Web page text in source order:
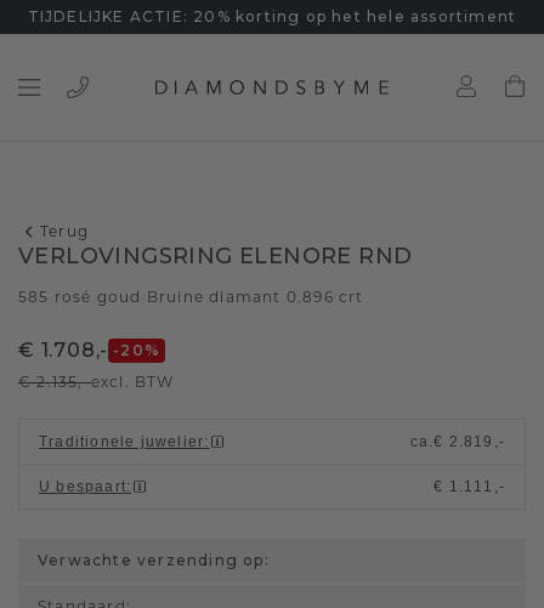
TIJDELIJKE ACTIE: 20% korting op het hele assortiment
Terug
VERLOVINGSRING ELENORE RND
585 rosé goud Bruine diamant 0.896 crt
€ 1.708,- -20 %
€ 2.135,-excl. BTW
Traditionele juwelier: ca.€ 2.819,-
U bespaart: € 1.111,-
Verwachte verzending op: